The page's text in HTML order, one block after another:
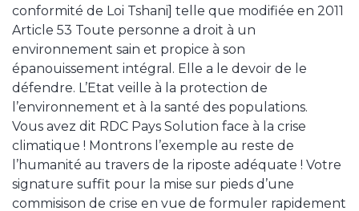
conformité de Loi Tshani] telle que modifiée en 2011
Article 53 Toute personne a droit à un
environnement sain et propice à son
épanouissement intégral. Elle a le devoir de le
défendre. L’Etat veille à la protection de
l’environnement et à la santé des populations.
Vous avez dit RDC Pays Solution face à la crise
climatique ! Montrons l’exemple au reste de
l’humanité au travers de la riposte adéquate ! Votre
signature suffit pour la mise sur pieds d’une
commisison de crise en vue de formuler rapidement